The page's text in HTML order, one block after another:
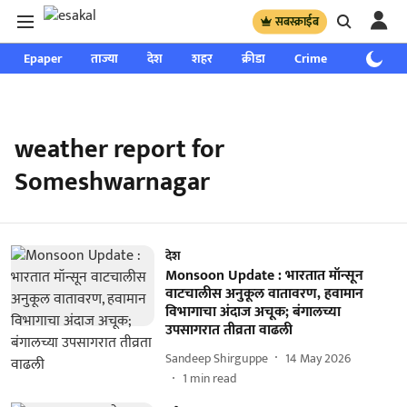
सबस्क्राईब
Epaper ताज्या देश शहर क्रीडा Crime साप्ताहिक
weather report for
Someshwarnagar
देश
Monsoon Update : भारतात मॉन्सून
वाटचालीस अनुकूल वातावरण, हवामान
विभागाचा अंदाज अचूक; बंगालच्या
उपसागरात तीव्रता वाढली
Sandeep Shirguppe
14 May 2026
1 min read